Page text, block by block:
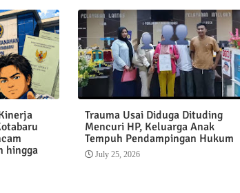
hingga
Trauma Usai Diduga Dituding
Mencuri HP, Keluarga Anak
Tempuh Pendampingan Hukum
July 25, 2026